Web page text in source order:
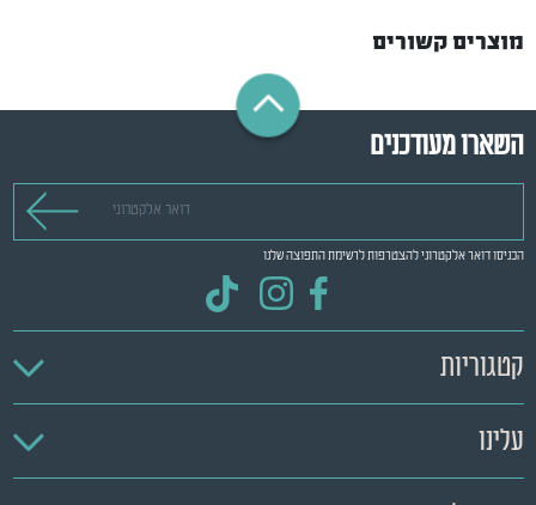
מוצרים קשורים
השארו מעודכנים
הכניסו דואר אלקטרוני להצטרפות לרשימת התפוצה שלנו
קטגוריות
עלינו